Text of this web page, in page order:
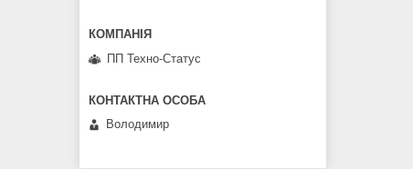
ПП Техно-Статус
Володимир